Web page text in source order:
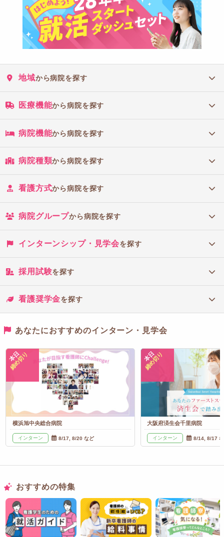
地域から病院を探す
医療機能から病院を探す
病院機能から病院を探す
病院種類から病院を探す
看護方式から病院を探す
病院グループから病院を探す
インターンシップ・見学会を探す
採用試験を探す
看護奨学金を探す
あなたにおすすめのインターン・見学会
本日
締め切り
横浜旭中央総合病院
インターン 8/17, 8/20 など
本日
締め切り
大阪府済生会千里病院
インターン 8/14, 8/17
おすすめの特集